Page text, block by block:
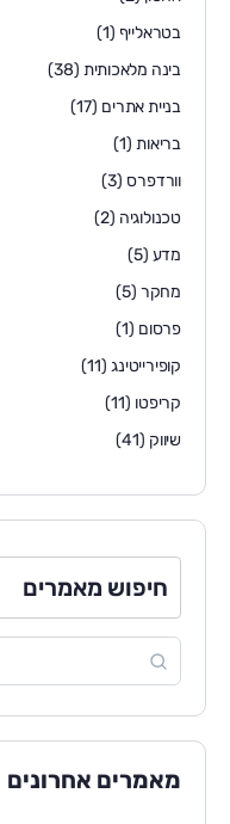
בטראלייף (1)
בינה מלאכותית (38)
בניית אתרים (17)
בריאות(1)
וורדפרס (3)
טכנולוגיה (2)
מדע (5)
מחקר (5)
פרסום (1)
קופירייטינג(11)
קריפטו (11)
שיווק (41)
חיפוש מאמרים
מאמרים אחרונים